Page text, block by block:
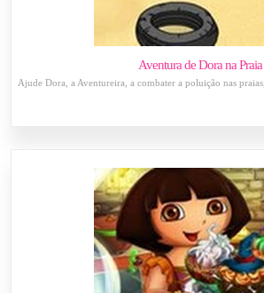
Aventura de Dora na Praia
Ajude Dora, a Aventureira, a combater a poluição nas